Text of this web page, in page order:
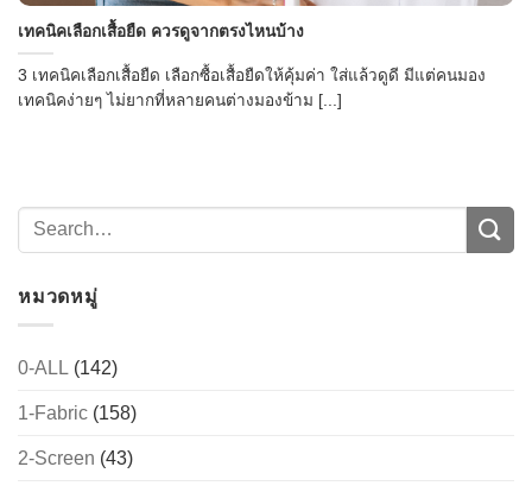
เทคนิคเลือกเสื้อยืด ควรดูจากตรงไหนบ้าง
3 เทคนิคเลือกเสื้อยืด เลือกซื้อเสื้อยืดให้คุ้มค่า ใส่แล้วดูดี มีแต่คนมอง
เทคนิคง่ายๆ ไม่ยากที่หลายคนต่างมองข้าม [...]
หมวดหมู่
0-ALL (142)
1-Fabric (158)
2-Screen (43)